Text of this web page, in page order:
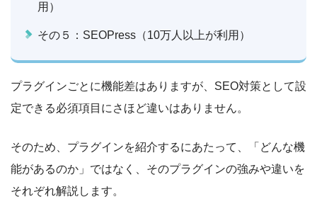
用）
その５：SEOPress（10万人以上が利用）
プラグインごとに機能差はありますが、SEO対策として設
定できる必須項目にさほど違いはありません。
そのため、プラグインを紹介するにあたって、「どんな機
能があるのか」ではなく、そのプラグインの強みや違いを
それぞれ解説します。